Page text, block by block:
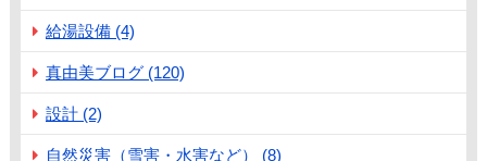
給湯設備 (4)
真由美ブログ (120)
設計 (2)
自然災害（雪害・水害など） (8)